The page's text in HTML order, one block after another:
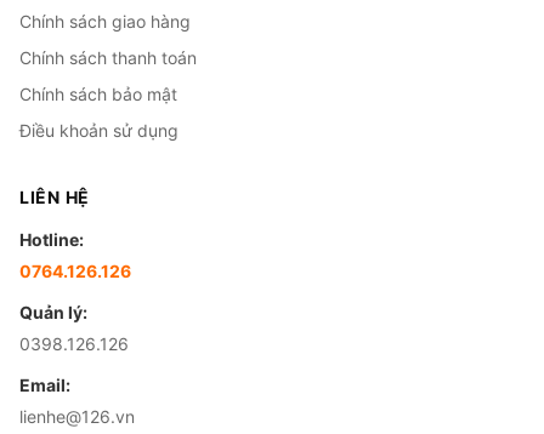
Chính sách giao hàng
Chính sách thanh toán
Chính sách bảo mật
Điều khoản sử dụng
LIÊN HỆ
Hotline:
0764.126.126
Quản lý:
0398.126.126
Email:
lienhe@126.vn